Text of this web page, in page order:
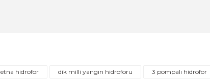
etna hidrofor dik milli yangın hidroforu 3 pompalı hidrofor